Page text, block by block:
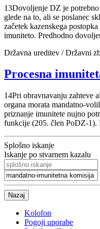
13Dovoljenje DZ je potrebno
glede na to, ali se poslanec
začetek kazenskega
imuniteto. Predhodno
Državna ureditev / Državni
Procesna
14Pri obravnavanju zahteve
organa morata mandatno-
priznanje imunitete nujno
funkcije (205. člen PoDZ-1).
Splošno iskanje
Iskanje po stvarnem kazalu
Nazaj
Kolofon
Pogoji uporabe